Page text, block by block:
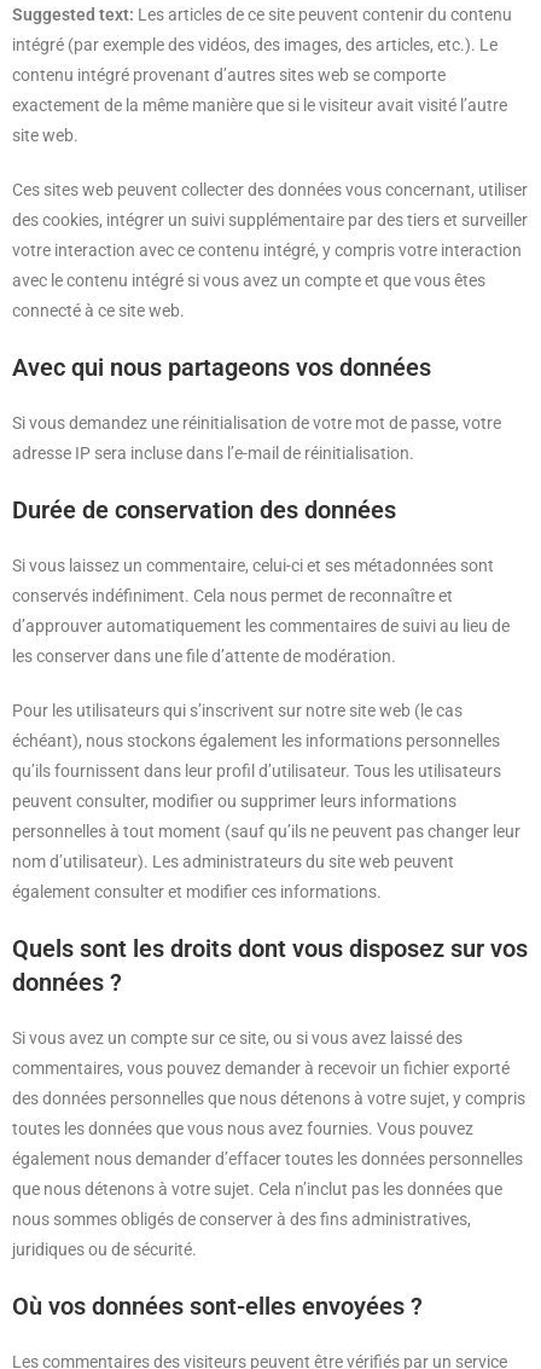
Suggested text: Les articles de ce site peuvent contenir du contenu
intégré (par exemple des vidéos, des images, des articles, etc.). Le
contenu intégré provenant d’autres sites web se comporte
exactement de la même manière que si le visiteur avait visité l’autre
site web.
Ces sites web peuvent collecter des données vous concernant, utiliser
des cookies, intégrer un suivi supplémentaire par des tiers et surveiller
votre interaction avec ce contenu intégré, y compris votre interaction
avec le contenu intégré si vous avez un compte et que vous êtes
connecté à ce site web.
Avec qui nous partageons vos données
Si vous demandez une réinitialisation de votre mot de passe, votre
adresse IP sera incluse dans l’e-mail de réinitialisation.
Durée de conservation des données
Si vous laissez un commentaire, celui-ci et ses métadonnées sont
conservés indéfiniment. Cela nous permet de reconnaître et
d’approuver automatiquement les commentaires de suivi au lieu de
les conserver dans une file d’attente de modération.
Pour les utilisateurs qui s’inscrivent sur notre site web (le cas
échéant), nous stockons également les informations personnelles
qu’ils fournissent dans leur profil d’utilisateur. Tous les utilisateurs
peuvent consulter, modifier ou supprimer leurs informations
personnelles à tout moment (sauf qu’ils ne peuvent pas changer leur
nom d’utilisateur). Les administrateurs du site web peuvent
également consulter et modifier ces informations.
Quels sont les droits dont vous disposez sur vos
données ?
Si vous avez un compte sur ce site, ou si vous avez laissé des
commentaires, vous pouvez demander à recevoir un fichier exporté
des données personnelles que nous détenons à votre sujet, y compris
toutes les données que vous nous avez fournies. Vous pouvez
également nous demander d’effacer toutes les données personnelles
que nous détenons à votre sujet. Cela n’inclut pas les données que
nous sommes obligés de conserver à des fins administratives,
juridiques ou de sécurité.
Où vos données sont-elles envoyées ?
Les commentaires des visiteurs peuvent être vérifiés par un service